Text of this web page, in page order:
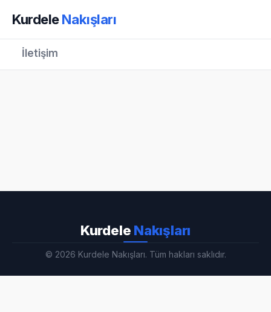
KurdeleNakışları
İletişim
Kurdele Nakışları
© 2026 Kurdele Nakışları. Tüm hakları saklıdır.